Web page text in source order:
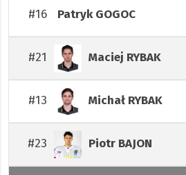
#16 PatrykGOGOC
#21 Maciej RYBAK
#13 Michał RYBAK
#23 Piotr BAJON